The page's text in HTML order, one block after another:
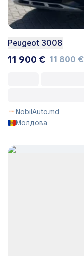
Peugeot 3008
11 900 € 11 800 €
NobilAuto.md
Молдова